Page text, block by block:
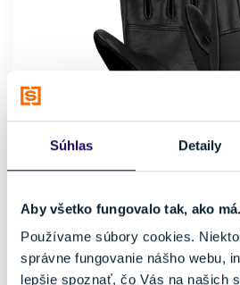
Súhlas Detaily
Aby všetko fungovalo tak, ako
Používame súbory cookies.
správne fungovanie nášho webu,
lepšie spoznať, čo Vás na našich
Rukavice Reusch Elin R-
-35 % 85,80 €
Pohlavie Typ